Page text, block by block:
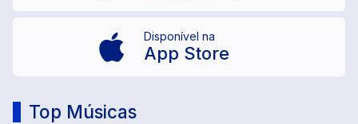
Disponível na
App Store
Top Músicas